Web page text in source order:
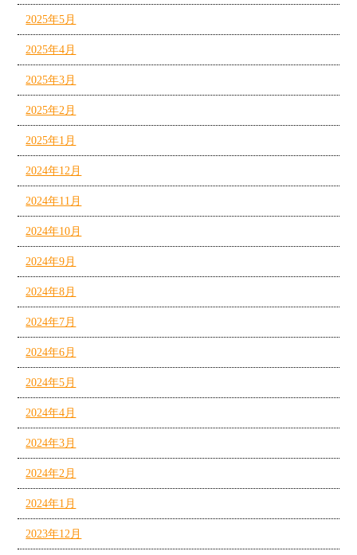
2025年5月
2025年4月
2025年3月
2025年2月
2025年1月
2024年12月
2024年11月
2024年10月
2024年9月
2024年8月
2024年7月
2024年6月
2024年5月
2024年4月
2024年3月
2024年2月
2024年1月
2023年12月